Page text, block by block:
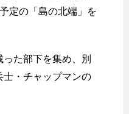
定の「島の北端」を
た部下を集め、別
士・チャップマンの